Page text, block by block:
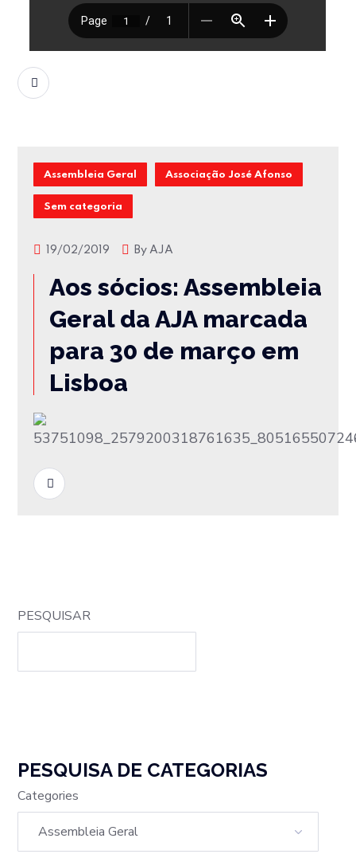
Assembleia Geral Associação José Afonso
Sem categoria
19/02/2019 ByAJA
Aos sócios: Assembleia
Geral da AJA marcada
para 30 de março em
Lisboa
PESQUISAR
PESQUISA DE CATEGORIAS
Categories